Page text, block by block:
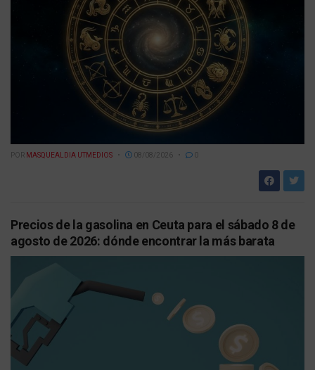
POR MASQUEALDIA UTMEDIOS 08/08/2026 0
Precios de la gasolina en Ceuta para el sábado 8 de
agosto de 2026: dónde encontrar la más barata